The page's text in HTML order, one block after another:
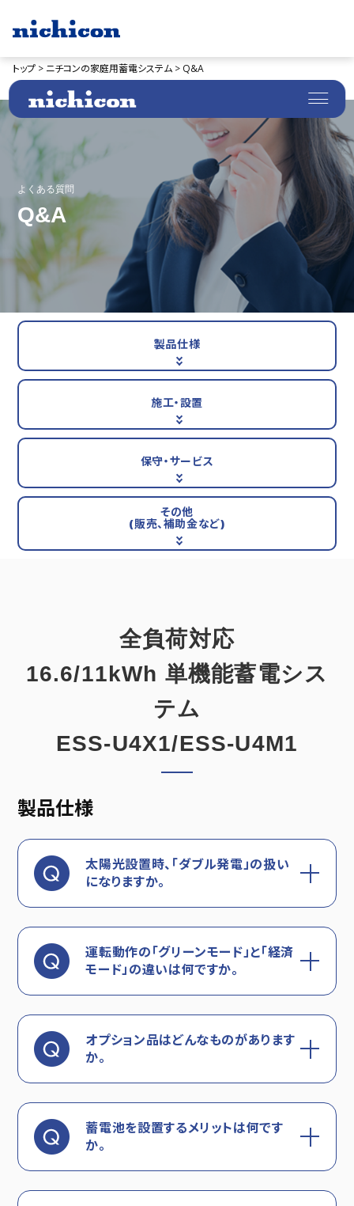
トップ > ニチコンの家庭用蓄電システム > Q&A
よくある質問
Q&A
製品仕様
施工・設置
保守・サービス
その他
(販売、補助金など)
全負荷対応
16.6/11kWh 単機能蓄電シス
テム
ESS-U4X1/ESS-U4M1
製品仕様
太陽光設置時、「ダブル発電」の扱い
になりますか。
運転動作の「グリーンモード」と「経済
モード」の違いは何ですか。
オプション品はどんなものがあります
か。
蓄電池を設置するメリットは何です
か。